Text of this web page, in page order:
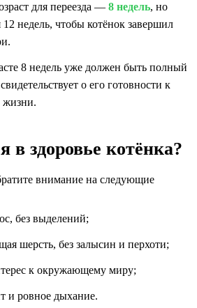
для переезда — 8 недель, но
недель, чтобы котёнок завершил
8 недель уже должен быть полный
о его готовности к
жизни.
в здоровье котёнка?
внимание на следующие
без выделений;
шерсть, без залысин и перхоти;
к окружающему миру;
и ровное дыхание.